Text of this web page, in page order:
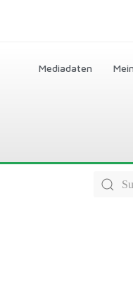
Mediadaten